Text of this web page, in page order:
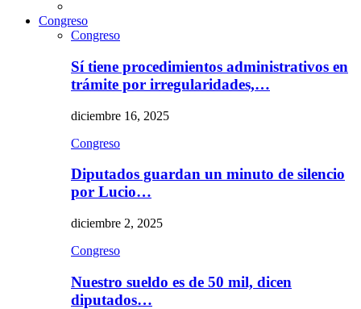
Congreso
Congreso
Sí tiene procedimientos administrativos en
trámite por irregularidades,…
diciembre 16, 2025
Congreso
Diputados guardan un minuto de silencio
por Lucio…
diciembre 2, 2025
Congreso
Nuestro sueldo es de 50 mil, dicen
diputados…